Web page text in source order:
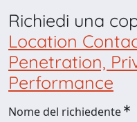
Richiedi una
Location
Penetration,
Performance
Nome del richiedente